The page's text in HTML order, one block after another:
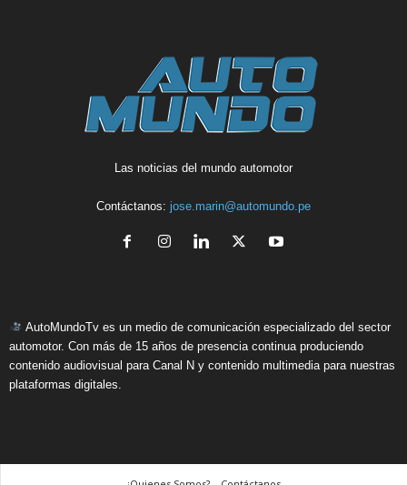
Las noticias del mundo automotor
Contáctanos: jose.marin@automundo.pe
AutoMundoTv es un medio de comunicación especializado del sector
automotor. Con más de 15 años de presencia continua produciendo
contenido audiovisual para Canal N y contenido multimedia para nuestras
plataformas digitales.